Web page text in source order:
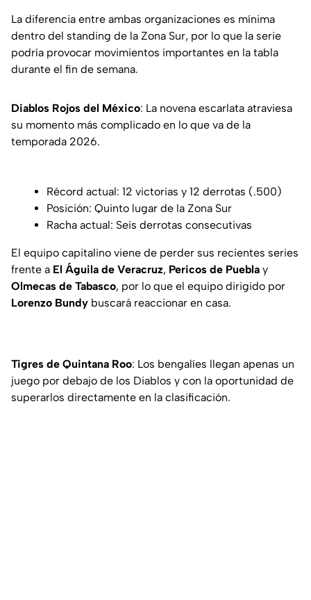
La diferencia entre ambas organizaciones es mínima
dentro del standing de la Zona Sur, por lo que la serie
podría provocar movimientos importantes en la tabla
durante el fin de semana.
Diablos Rojos del México: La novena escarlata atraviesa
su momento más complicado en lo que va de la
temporada 2026.
Récord actual: 12 victorias y 12 derrotas (.500)
Posición: Quinto lugar de la Zona Sur
Racha actual: Seis derrotas consecutivas
El equipo capitalino viene de perder sus recientes series
frente a El Águila de Veracruz, Pericos de Puebla y
Olmecas de Tabasco, por lo que el equipo dirigido por
Lorenzo Bundy buscará reaccionar en casa.
Tigres de Quintana Roo: Los bengalíes llegan apenas un
juego por debajo de los Diablos y con la oportunidad de
superarlos directamente en la clasificación.